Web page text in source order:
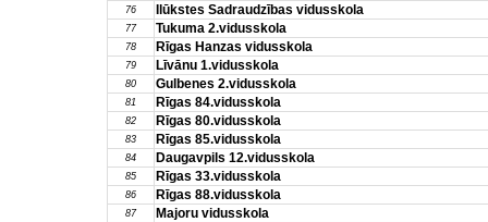
76 Ilūkstes Sadraudzības vidusskola
77 Tukuma 2.vidusskola
78 Rīgas Hanzas vidusskola
79 Līvānu 1.vidusskola
80 Gulbenes 2.vidusskola
81 Rīgas 84.vidusskola
82 Rīgas 80.vidusskola
83 Rīgas 85.vidusskola
84 Daugavpils 12.vidusskola
85 Rīgas 33.vidusskola
86 Rīgas 88.vidusskola
87 Majoru vidusskola